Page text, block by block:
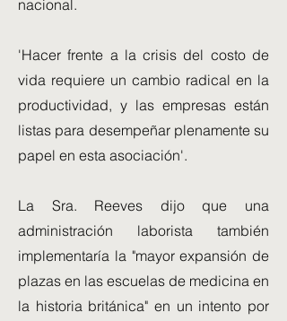
nacional.
'Hacer frente a la crisis del costo de
vida requiere un cambio radical en la
productividad, y las empresas están
listas para desempeñar plenamente su
papel en esta asociación'.
La Sra. Reeves dijo que una
administración laborista también
implementaría la "mayor expansión de
plazas en las escuelas de medicina en
la historia británica" en un intento por